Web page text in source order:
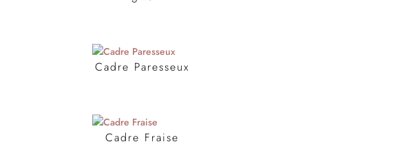
Cadre Paresseux
Cadre Fraise